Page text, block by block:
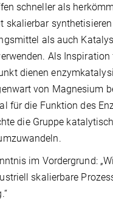
schneller als
skalierbar
als auch
Als
dienen
von Magnesium
für die Funktion des
die Gruppe
im Vordergrund:
skalierbare